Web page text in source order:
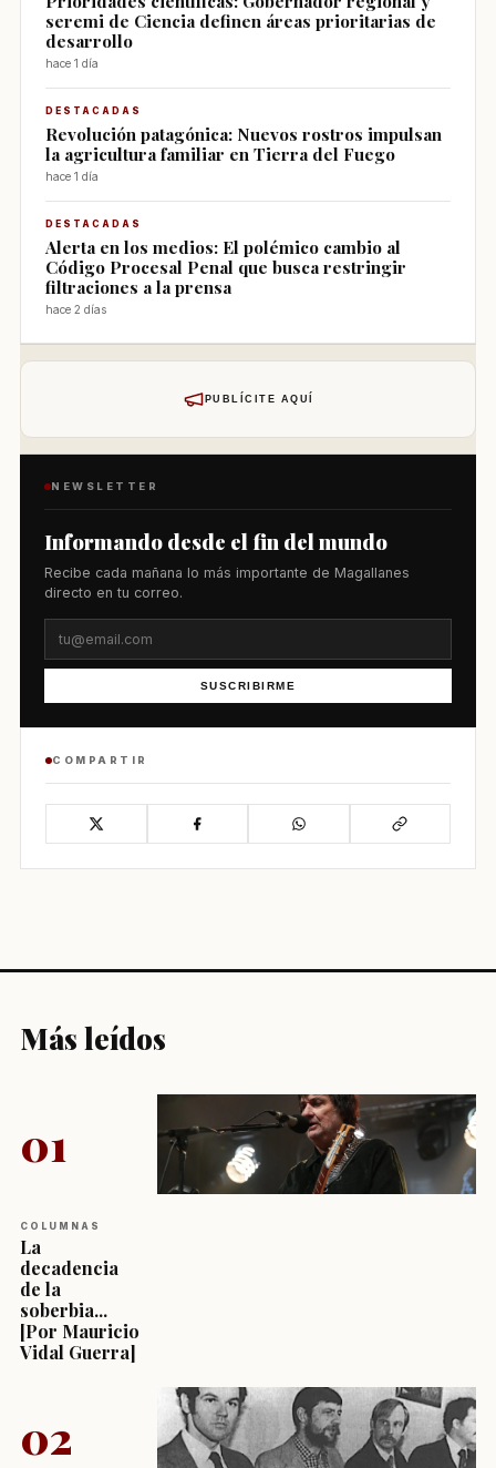
seremi de Ciencia definen áreas prioritarias de
desarrollo
hace 1 día
DESTACADAS
Revolución patagónica: Nuevos rostros impulsan
la agricultura familiar en Tierra del Fuego
hace 1 día
DESTACADAS
Alerta en los medios: El polémico cambio al
Código Procesal Penal que busca restringir
filtraciones a la prensa
hace 2 días
PUBLÍCITE AQUÍ
NEWSLETTER
Informando desde el fin del mundo
Recibe cada mañana lo más importante de Magallanes
directo en tu correo.
SUSCRIBIRME
COMPARTIR
Más leídos
01
COLUMNAS
La
decadencia
de la
soberbia...
[Por Mauricio
Vidal Guerra]
02